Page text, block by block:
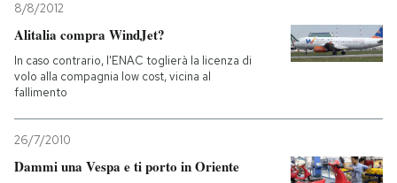
SHOP
CALENDARIO
AREA PERSONALE
Entra
8/8/2012
Alitalia compra WindJet?
In caso contrario, l'ENAC toglierà la licenza di
volo alla compagnia low cost, vicina al
fallimento
26/7/2010
Dammi una Vespa e ti porto in Oriente